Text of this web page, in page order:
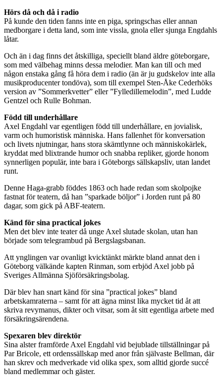
Hörs då och då i radio
På kunde den tiden fanns inte en piga, springschas eller annan
medborgare i detta land, som inte vissla, gnola eller sjunga Engdahls
låtar.
Och än i dag finns det åtskilliga, speciellt bland äldre göteborgare,
som med välbehag minns dessa melodier. Man kan till och med
någon enstaka gång få höra dem i radio (än är ju gudskelov inte alla
musikproducenter tondöva), som till exempel Sten-Åke Cederhöks
version av ”Sommerkvetter” eller ”Fylledillemelodin”, med Ludde
Gentzel och Rulle Bohman.
Född till underhållare
Axel Engdahl var egentligen född till underhållare, en jovialisk,
varm och humoristisk människa. Hans fallenhet för konversation
och livets njutningar, hans stora skämtlynne och människokärlek,
kryddat med blixtrande humor och snabba repliker, gjorde honom
synnerligen populär, inte bara i Göteborgs sällskapsliv, utan landet
runt.
Denne Haga-grabb föddes 1863 och hade redan som skolpojke
fastnat för teatern, då han ”sparkade böljor” i Jorden runt på 80
dagar, som gick på ABF-teatern.
Känd för sina practical jokes
Men det blev inte teater då unge Axel slutade skolan, utan han
började som telegrambud på Bergslagsbanan.
Att ynglingen var ovanligt kvicktänkt märkte bland annat den i
Göteborg välkände kapten Rinman, som erbjöd Axel jobb på
Sveriges Allmänna Sjöförsäkringsbolag.
Där blev han snart känd för sina ”practical jokes” bland
arbetskamraterna – samt för att ägna minst lika mycket tid åt att
skriva revymanus, dikter och vitsar, som åt sitt egentliga arbete med
försäkringsärendena.
Spexaren blev direktör
Sina alster framförde Axel Engdahl vid bejublade tillställningar på
Par Bricole, ett ordenssällskap med anor från självaste Bellman, där
han skrev och medverkade vid olika spex, som alltid gjorde succé
bland medlemmar och gäster.